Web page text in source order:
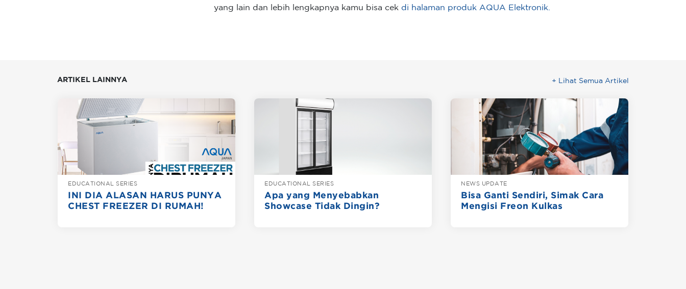
yang lain dan lebih lengkapnya kamu bisa cek di halaman produk AQUA Elektronik.
ARTIKEL LAINNYA + Lihat Semua Artikel
EDUCATIONAL SERIES
INI DIA ALASAN HARUS PUNYA
CHEST FREEZER DI RUMAH!
EDUCATIONAL SERIES
Apa yang Menyebabkan
Showcase Tidak Dingin?
NEWS UPDATE
Bisa Ganti Sendiri, Simak Cara
Mengisi Freon Kulkas